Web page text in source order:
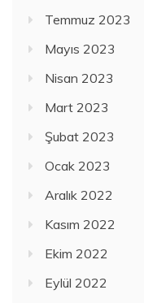
Temmuz 2023
Mayıs 2023
Nisan 2023
Mart 2023
Şubat 2023
Ocak 2023
Aralık 2022
Kasım 2022
Ekim 2022
Eylül 2022